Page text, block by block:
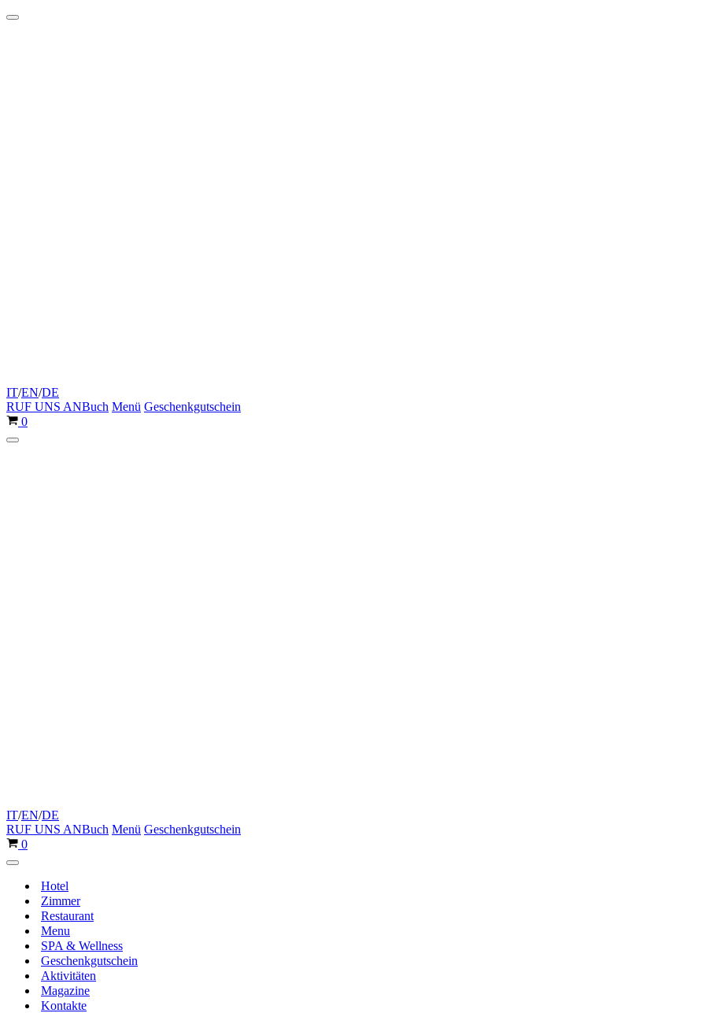
Navigationsmenü
IT/EN/DE
RUF UNS ANBuch Menü Geschenkgutschein
Warenkorb
0
Navigationsmenü
IT/EN/DE
RUF UNS ANBuch Menü Geschenkgutschein
Warenkorb
0
Navigationsmenü
Hotel
Zimmer
Restaurant
Menu
SPA & Wellness
Geschenkgutschein
Aktivitäten
Magazine
Kontakte